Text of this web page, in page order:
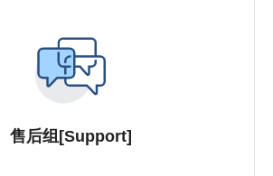
售后组[Support]